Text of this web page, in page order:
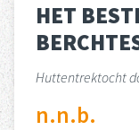
HET
Huttentrektocht
n.n.b.